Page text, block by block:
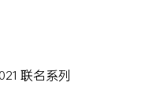
联名系列